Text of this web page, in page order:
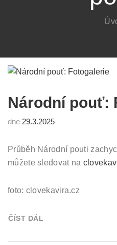
Národní pouť:
dne 29.3.2025
Průběh Národní pouti
můžete sledovat na
foto: clovekavira.cz
ČÍST DÁL